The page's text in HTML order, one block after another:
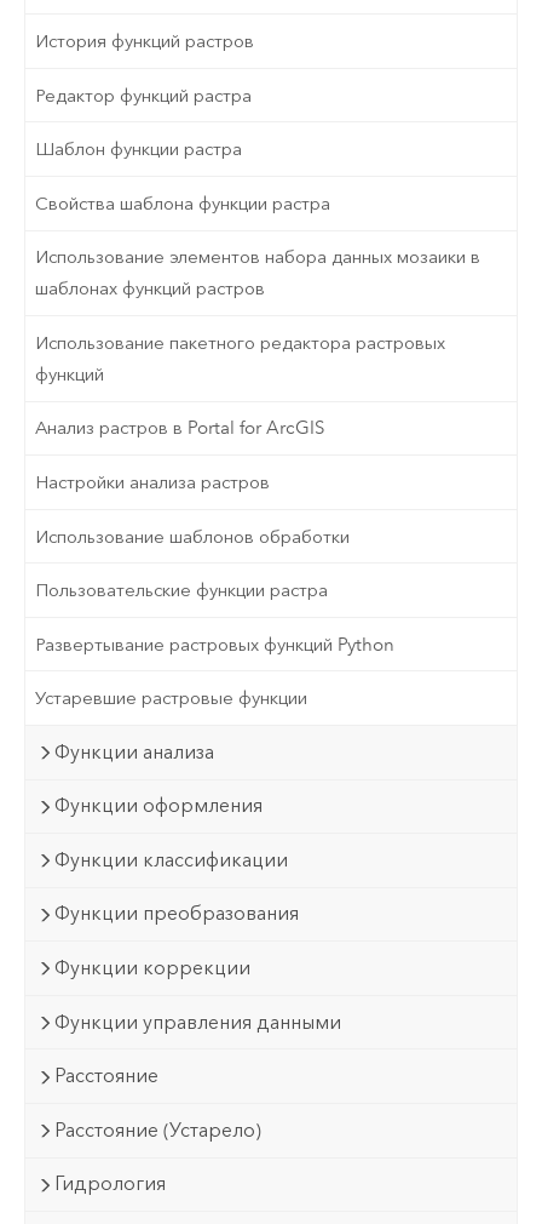
История функций растров
Редактор функций растра
Шаблон функции растра
Свойства шаблона функции растра
Использование элементов набора данных мозаики в
шаблонах функций растров
Использование пакетного редактора растровых
функций
Анализ растров в Portal for ArcGIS
Настройки анализа растров
Использование шаблонов обработки
Пользовательские функции растра
Развертывание растровых функций Python
Устаревшие растровые функции
Функции анализа
Функции оформления
Функции классификации
Функции преобразования
Функции коррекции
Функции управления данными
Расстояние
Расстояние (Устарело)
Гидрология